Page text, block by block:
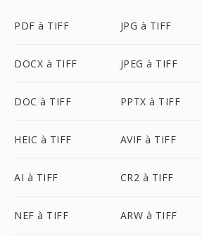
PDF à TIFF JPG à TIFF
DOCX à TIFF JPEG à TIFF
DOC à TIFF PPTX à TIFF
HEIC à TIFF AVIF à TIFF
AI à TIFF CR2 à TIFF
NEF à TIFF ARW à TIFF